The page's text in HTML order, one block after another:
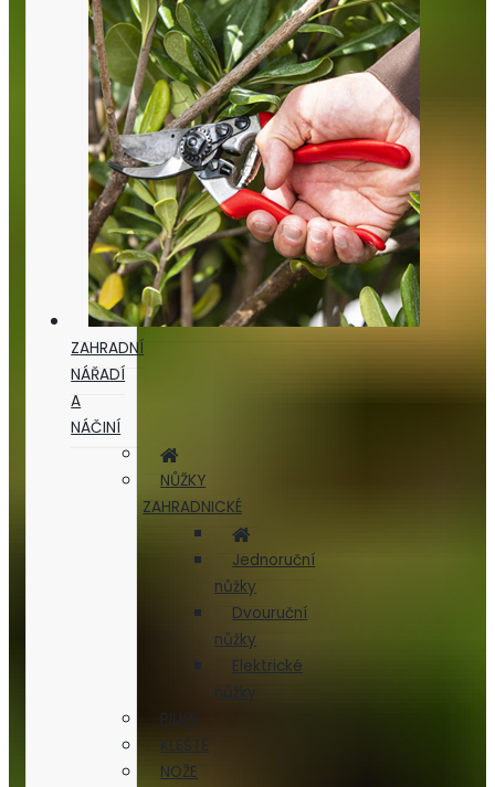
ZAHRADNÍ
NÁŘADÍ
A
NÁČINÍ
NŮŽKY
ZAHRADNICKÉ
Jednoruční
nůžky
Dvouruční
nůžky
Elektrické
nůžky
PILKY
KLEŠTĚ
NOŽE